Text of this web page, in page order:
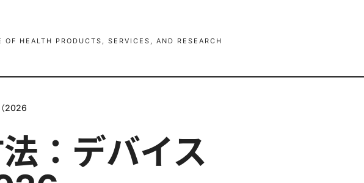
OF HEALTH PRODUCTS, SERVICES, AND RESEARCH
2026
：デバイス